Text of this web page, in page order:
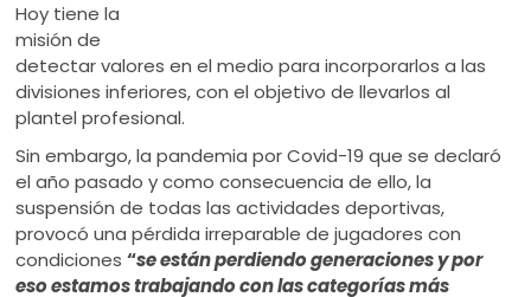
Hoy tiene la
misión de
detectar valores en el medio para incorporarlos a las
divisiones inferiores, con el objetivo de llevarlos al
plantel profesional.
Sin embargo, la pandemia por Covid-19 que se declaró
el año pasado y como consecuencia de ello, la
suspensión de todas las actividades deportivas,
provocó una pérdida irreparable de jugadores con
condiciones“se están perdiendo generaciones y por
eso estamos trabajando con las categorías más